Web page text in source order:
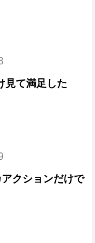
見て満足した
クションだけで